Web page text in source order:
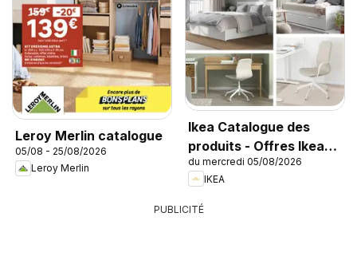
Leroy Merlin catalogue
05/08 - 25/08/2026
Leroy Merlin
Ikea Catalogue des
produits - Offres Ikea
Family
du mercredi 05/08/2026
IKEA
PUBLICITÉ